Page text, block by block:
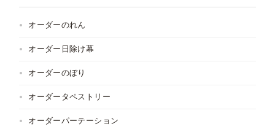
オーダーのれん
オーダー日除け幕
オーダーのぼり
オーダータペストリー
オーダーパーテーション